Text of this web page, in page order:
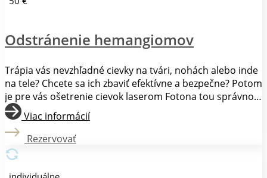
Odstránenie hemangiomov
Trápia vás nevzhľadné cievky na tvári, nohách alebo inde
na tele? Chcete sa ich zbaviť efektívne a bezpečne? Potom
je pre vás ošetrenie cievok laserom Fotona tou správnou
voľbou. Ošetrenie cievok laserom Fotona je neinvazívna a
bezbolestná metóda, ktorá využíva pulzné svetlo.
Laserový lúč preniká do hĺbky kože, kde cielene ničí
cievky, zatiaľ čo okolité tkanivo zostáva nepoškodené.
Ošetrenie je rýchle a zvyčajne trvá len niekoľko minút.
Viac informácií
Rezervovať